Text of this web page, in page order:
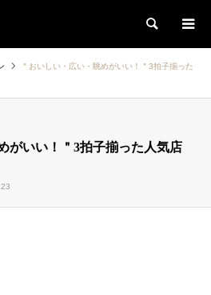
検索
＂おいしい・広い・眺めがいい！＂3拍子揃った
がいい！＂3拍子揃った人気店